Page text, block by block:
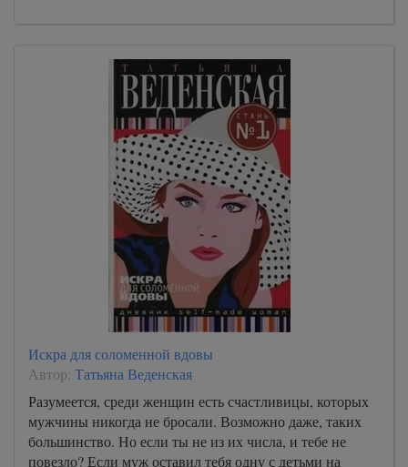
Искра для соломенной вдовы
Автор: Татьяна Веденская
Разумеется, среди женщин есть счастливицы, которых
мужчины никогда не бросали. Возможно даже, таких
большинство. Но если ты не из их числа, и тебе не
повезло? Если муж оставил тебя одну с детьми на